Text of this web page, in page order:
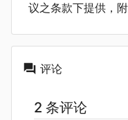
议之条款下提供，
评论
2 条评论